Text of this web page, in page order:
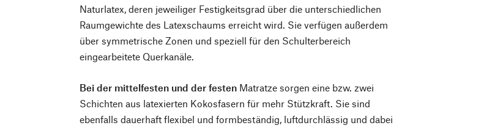
Naturlatex, deren jeweiliger Festigkeitsgrad über die unterschiedlichen
Raumgewichte des Latexschaums erreicht wird. Sie verfügen außerdem
über symmetrische Zonen und speziell für den Schulterbereich
eingearbeitete Querkanäle.
Bei der mittelfesten und der festen Matratze sorgen eine bzw. zwei
Schichten aus latexierten Kokosfasern für mehr Stützkraft. Sie sind
ebenfalls dauerhaft flexibel und formbeständig, luftdurchlässig und dabei